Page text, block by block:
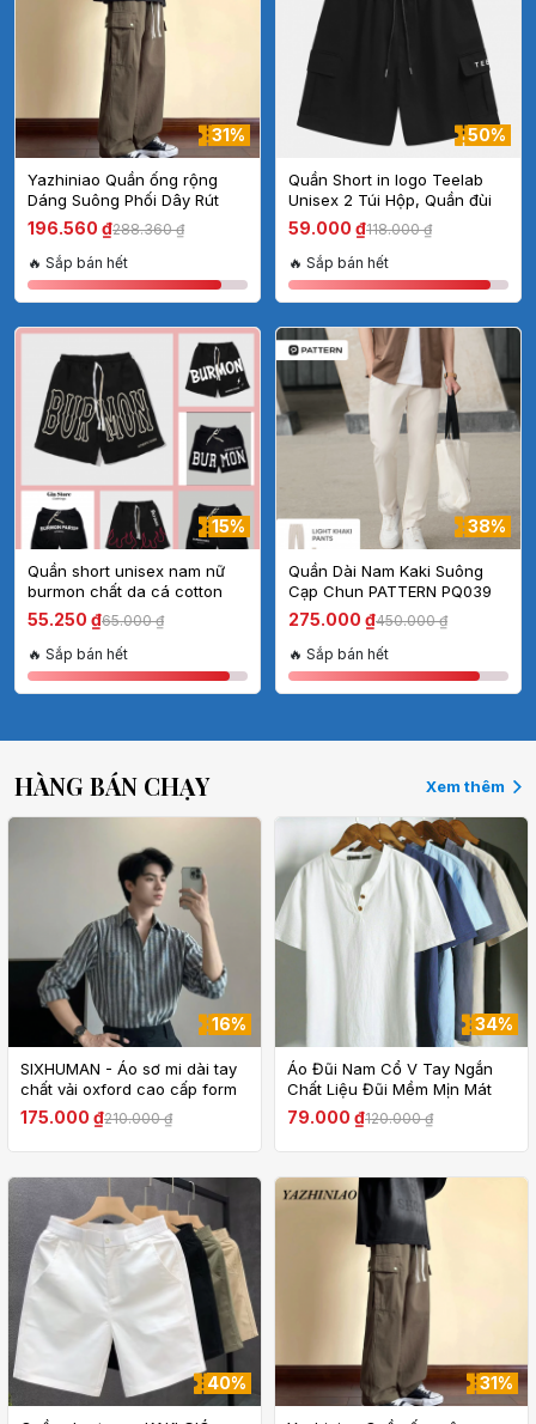
31%
Yazhiniao Quần ống rộng
Dáng Suông Phối Dây Rút
Phong Cách retro Nhật Bản
Thời Trang Cho Nam
196.560 ₫288.360 ₫
🔥 Sắp bán hết
50%
Quần Short in logo Teelab
Unisex 2 Túi Hộp, Quần đùi
from rộng nam nữ mặc
thoáng mát thấm hút mồ hôi
59.000 ₫118.000 ₫
🔥 Sắp bán hết
15%
Quần short unisex nam nữ
burmon chất da cá cotton
cao cấp mặc thoáng mát,
quần đùi nam nữ
aothun.teenshop
55.250 ₫65.000 ₫
🔥 Sắp bán hết
38%
Quần Dài Nam Kaki Suông
Cạp Chun PATTERN PQ039
275.000 ₫450.000 ₫
🔥 Sắp bán hết
HÀNG BÁN CHẠY Xem thêm
16%
SIXHUMAN - Áo sơ mi dài tay
chất vải oxford cao cấp form
cân người HM055
175.000 ₫210.000 ₫
34%
Áo Đũi Nam Cổ V Tay Ngắn
Chất Liệu Đũi Mềm Mịn Mát
Nhẹ Thoáng Mặc Như Không
Mặc
79.000 ₫120.000 ₫
40% 31%